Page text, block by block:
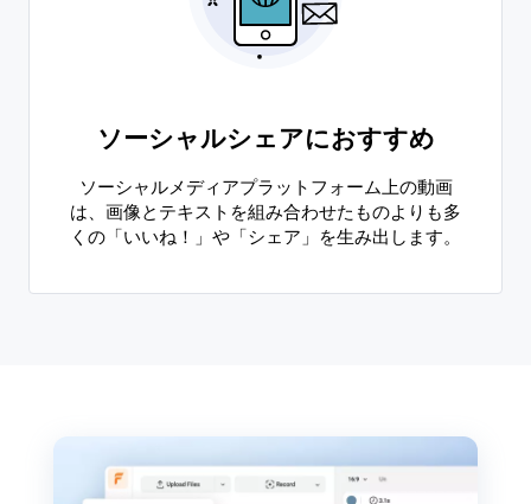
ソーシャルシェアにおすすめ
ソーシャルメディアプラットフォーム上の動画
は、画像とテキストを組み合わせたものよりも多
くの「いいね！」や「シェア」を生み出します。